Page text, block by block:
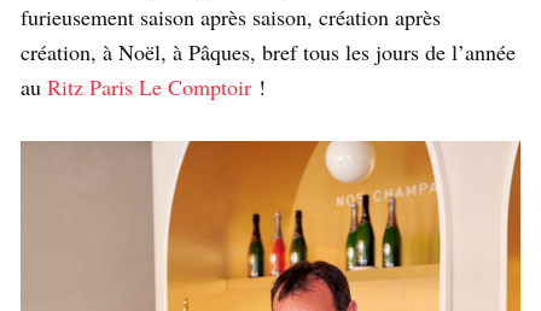
furieusement saison après saison, création après
création, à Noël, à Pâques, bref tous les jours de l’année
au Ritz Paris Le Comptoir !